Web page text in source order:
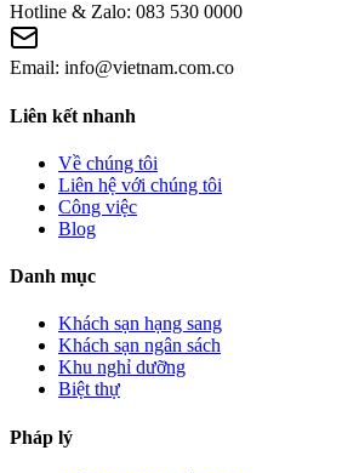
Hotline & Zalo: 083 530 0000
Email: info@vietnam.com.co
Liên kết nhanh
Về chúng tôi
Liên hệ với chúng tôi
Công việc
Blog
Danh mục
Khách sạn hạng sang
Khách sạn ngân sách
Khu nghỉ dưỡng
Biệt thự
Pháp lý